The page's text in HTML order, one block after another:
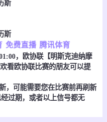
斯
斯
免费直播 腾讯体育
，欧协联【明斯克迪纳摩
看欧协联比赛的朋友可以提
，可能需要您在比赛前再刷新
过期，或者以上信号都无